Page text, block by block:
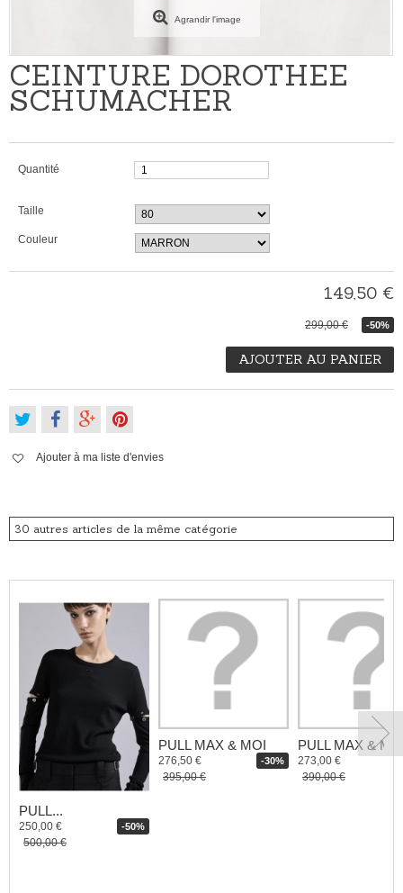
Agrandir l'image
CEINTURE DOROTHEE
SCHUMACHER
Quantité
Taille
Couleur
149,50 €
-50%
299,00 €
AJOUTER AU PANIER
Ajouter à ma liste d'envies
30 autres articles de la même catégorie
PULL...
250,00 € -50%
500,00 €
PULL MAX & MOI
276,50 € -30%
395,00 €
PULL MAX &
273,00 €
390,00 €